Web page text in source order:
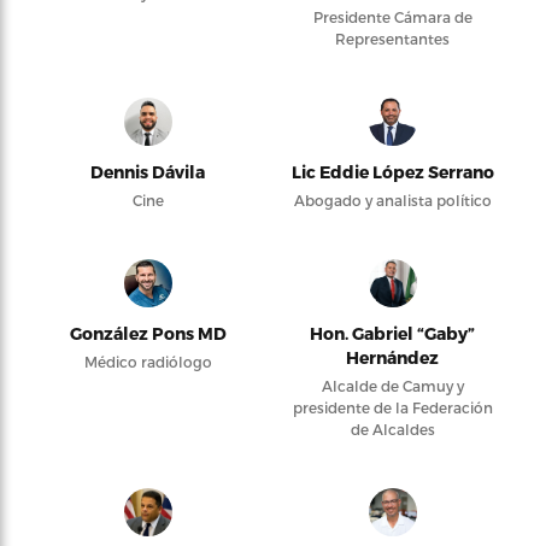
Presidente Cámara de
Representantes
Dennis Dávila
Cine
Lic Eddie López Serrano
Abogado y analista político
González Pons MD
Médico radiólogo
Hon. Gabriel “Gaby”
Hernández
Alcalde de Camuy y
presidente de la Federación
de Alcaldes